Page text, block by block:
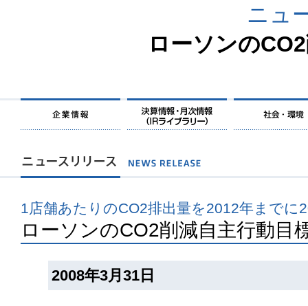
ニュ
ローソンの
1店舗あたりのCO2排出量を2012年までに
ローソンのCO2削減自主行動目
2008年3月31日